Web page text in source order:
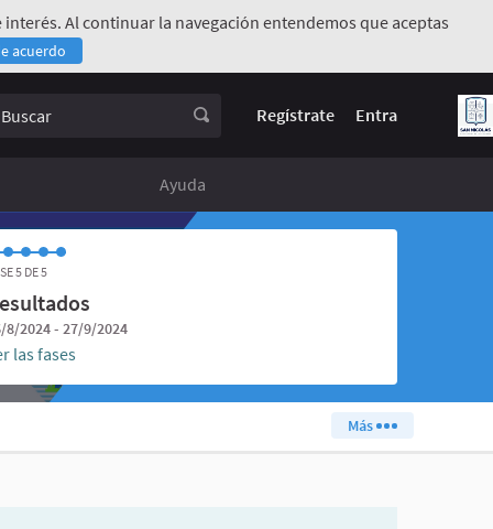
Al continuar la navegación entendemos que aceptas
acuerdo
Buscar Regístrate Entra
Ayuda
5 DE 5
8/2024 - 27/9/2024
las fases
Más